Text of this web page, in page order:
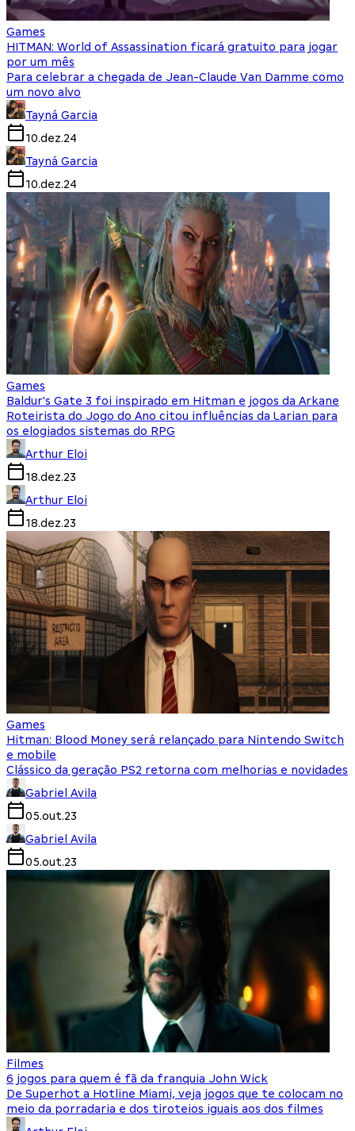
Games
HITMAN: World of Assassination ficará gratuito para jogar
por um mês
Para celebrar a chegada de Jean-Claude Van Damme como
um novo alvo
Tayná Garcia
10.dez.24
Tayná Garcia
10.dez.24
Games
Baldur's Gate 3 foi inspirado em Hitman e jogos da Arkane
Roteirista do Jogo do Ano citou influências da Larian para
os elogiados sistemas do RPG
Arthur Eloi
18.dez.23
Arthur Eloi
18.dez.23
Games
Hitman: Blood Money será relançado para Nintendo Switch
e mobile
Clássico da geração PS2 retorna com melhorias e novidades
Gabriel Avila
05.out.23
Gabriel Avila
05.out.23
Filmes
6 jogos para quem é fã da franquia John Wick
De Superhot a Hotline Miami, veja jogos que te colocam no
meio da porradaria e dos tiroteios iguais aos dos filmes